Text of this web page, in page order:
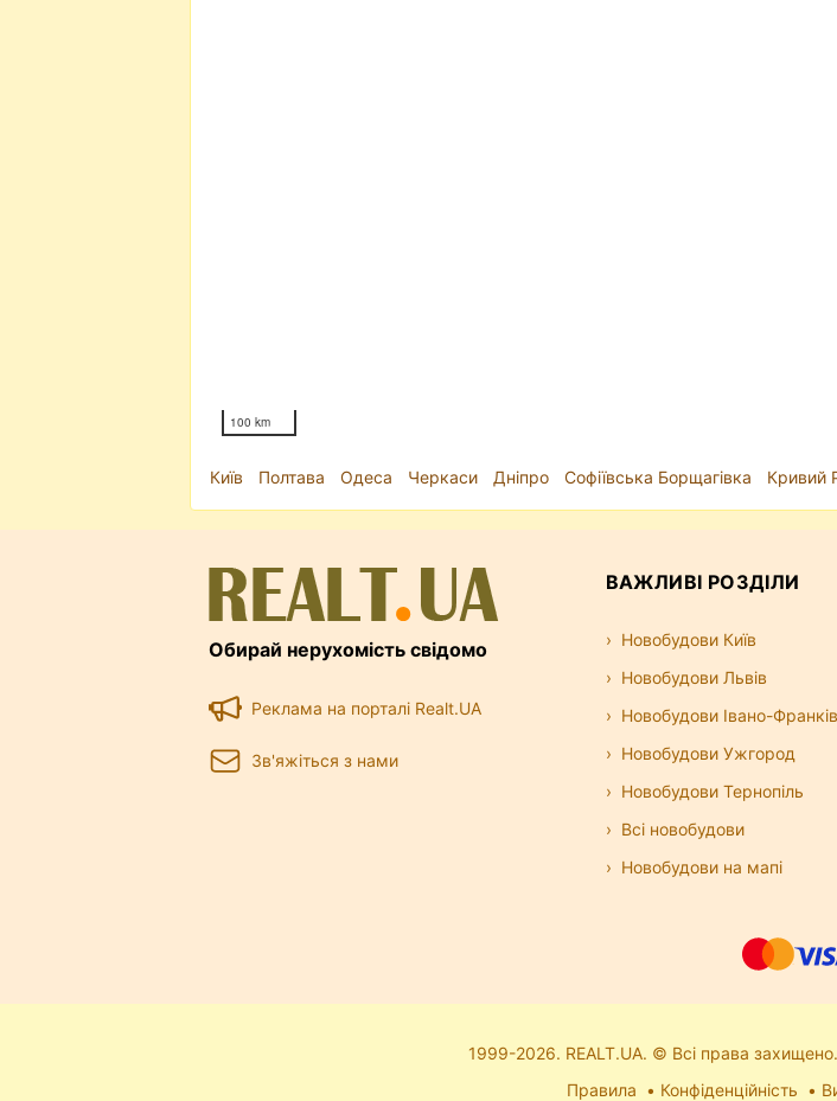
100 km
Київ Полтава Одеса Черкаси Дніпро Софіївська Борщагівка Кривий
Обирай нерухомість свідомо
Реклама на порталі Realt.UA
Зв'яжіться з нами
ВАЖЛИВІ РОЗДІЛИ
Новобудови Київ
Новобудови Львів
Новобудови Івано-
Новобудови Ужгород
Новобудови Тернопіль
Всі новобудови
Новобудови на мапі
1999-2026. REALT.UA. © Всі права
Правила
Конфіденційність